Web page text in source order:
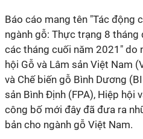
Báo cáo mang tên "Tác động
ngành gỗ: Thực trạng 8 tháng
các tháng cuối năm 2021" do
hội Gỗ và Lâm sản Việt Nam
và Chế biến gỗ Bình Dương
sản Bình Định (FPA), Hiệp hội
công bố mới đây đã đưa ra
bản cho ngành gỗ Việt Nam.